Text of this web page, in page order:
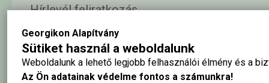
Georgikon Alapítvány
Sütiket használ a weboldalunk
Weboldalunk a lehető legjobb felhasználói élmény és a
Az Ön adatainak védelme fontos a számunkra!
Hírlevél feliratkozás
Elolvastam és elfogadom azadatkezelési szabályzatban